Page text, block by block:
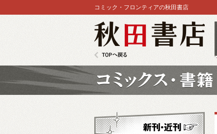
コミック・フロンティアの秋田書店